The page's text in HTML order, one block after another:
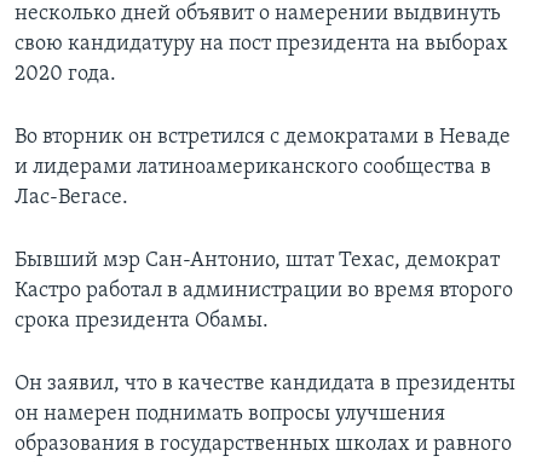
несколько дней объявит о намерении выдвинуть
свою кандидатуру на пост президента на выборах
2020 года.
Во вторник он встретился с демократами в Неваде
и лидерами латиноамериканского сообщества в
Лас-Вегасе.
Бывший мэр Сан-Антонио, штат Техас, демократ
Кастро работал в администрации во время второго
срока президента Обамы.
Он заявил, что в качестве кандидата в президенты
он намерен поднимать вопросы улучшения
образования в государственных школах и равного